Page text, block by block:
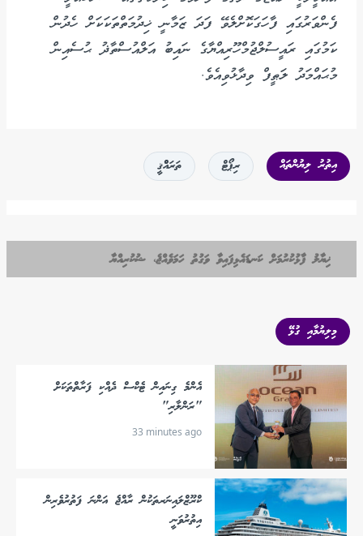
ފެންވަރުގައި ފާހަގަކޮށްލެވޭ ފަދަ ޒަމާނީ ޚިދުމަތްތަކަކަށް ހެދުން
ކަމުގައި ރައީސުލްޖުމްހޫރިއްޔާގެ ނައިބު އަލްއުސްތާޛު ޙުސެއިން
މުޙައްމަދު ލަޠީފް ވިދާޅުވިއެވެ.
އިތުރު ލިޔުންތައް ރިޕޯޓް ތަރައްްޤީ
ޚިޔާލު ފާޅުކުރުމަށް ކަނޑައެޅިފައިވާ ވަގުތު ހަމަވެއްޖެ، ޝުކުރިއްޔާ
މިލިޔުމާއި ގުޅޭ
އެންމެ ގިނައިން ޓެކްސް ދެއްކި ފަރާތްތަކަށް
"ރަންލާރި"
33 minutes ago
ކްރޫޒްލައިނަރތަކުން ރާއްޖެ އަންނަ ފަތުރުވެރިން
އިތުރުވަނީ